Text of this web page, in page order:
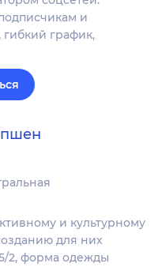
и
график,
и культурному
для них
2, форма одежды